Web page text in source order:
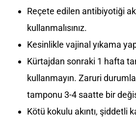
Reçete edilen antibiyotiği
kullanmalısınız.
Kesinlikle vajinal yıkama
Kürtajdan sonraki 1 hafta
kullanmayın. Zaruri
tamponu 3-4 saatte bir
Kötü kokulu akıntı, şiddetli